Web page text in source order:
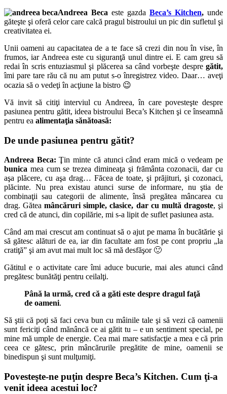
Andreea Beca este gazda Beca’s Kitchen, unde
găteşte şi oferă celor care calcă pragul bistroului un pic din sufletul şi
creativitatea ei.
Unii oameni au capacitatea de a te face să crezi din nou în vise, în
frumos, iar Andreea este cu siguranţă unul dintre ei. E cam greu să
redai în scris entuziasmul şi plăcerea sa când vorbeşte despre gătit,
îmi pare tare rău că nu am putut s-o înregistrez video. Daar… aveţi
ocazia să o vedeţi în acţiune la bistro 😉
Vă invit să citiţi interviul cu Andreea, în care povesteşte despre
pasiunea pentru gătit, ideea bistroului Beca’s Kitchen şi ce înseamnă
pentru ea alimentaţia sănătoasă:
De unde pasiunea pentru gătit?
Andreea Beca: Ţin minte că atunci când eram mică o vedeam pe
bunica mea cum se trezea dimineaţa şi frământa cozonacii, dar cu
aşa plăcere, cu aşa drag… Făcea de toate, şi prăjituri, şi cozonaci,
plăcinte. Nu prea existau atunci surse de informare, nu ştia de
combinaţii sau categorii de alimente, însă pregătea mâncarea cu
drag. Găteamâncăruri simple, clasice, dar cu multă dragoste, şi
cred că de atunci, din copilărie, mi s-a lipit de suflet pasiunea asta.
Când am mai crescut am continuat să o ajut pe mama în bucătărie şi
să gătesc alături de ea, iar din facultate am fost pe cont propriu „la
cratiţă” şi am avut mai mult loc să mă desfăşor 🙂
Gătitul e o activitate care îmi aduce bucurie, mai ales atunci când
pregătesc bunătăţi pentru ceilalţi.
Până la urmă, cred că a găti este despre dragul faţă
de oameni.
Să ştii că poţi să faci ceva bun cu mâinile tale şi să vezi că oamenii
sunt fericiţi când mănâncă ce ai gătit tu – e un sentiment special, pe
mine mă umple de energie. Cea mai mare satisfacţie a mea e că prin
ceea ce gătesc, prin mâncărurile pregătite de mine, oamenii se
binedispun şi sunt mulţumiţi.
Povesteşte-ne puţin despre Beca’s Kitchen. Cum ţi-a
venit ideea acestui loc?